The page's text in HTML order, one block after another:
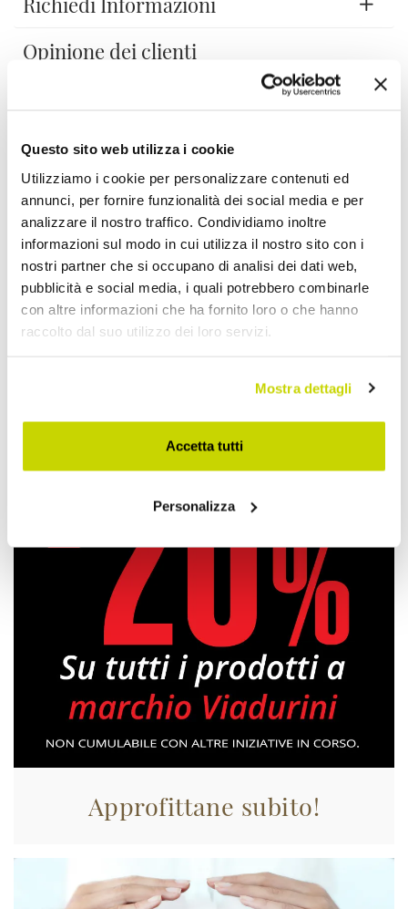
Questo sito web utilizza i cookie
Utilizziamo i cookie per personalizzare contenuti ed
annunci, per fornire funzionalità dei social media e per
analizzare il nostro traffico. Condividiamo inoltre
informazioni sul modo in cui utilizza il nostro sito con i
nostri partner che si occupano di analisi dei dati web,
pubblicità e social media, i quali potrebbero combinarle
con altre informazioni che ha fornito loro o che hanno
raccolto dal suo utilizzo dei loro servizi.
Mostra dettagli
Accetta tutti
Personalizza
Opinione dei clienti
Aggiungi alla Wish List
Invia la tua opinione su questo prodotto Stampa
Condividi
Approfittane subito!